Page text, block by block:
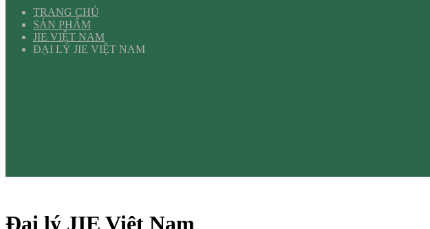
TRANG CHỦ
SẢN PHẨM
JIE VIỆT NAM
ĐẠI LÝ JIE VIỆT NAM
Đại lý JIE Việt Nam